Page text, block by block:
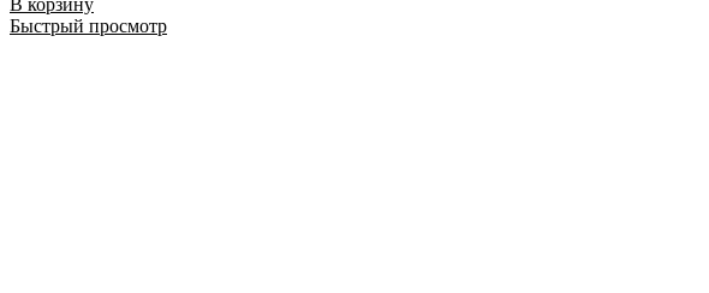
Быстрый просмотр